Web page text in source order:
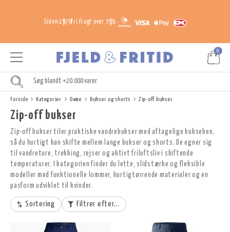
Siden 1979Fri fragt over 799,-
0
Forside Kategorier Dame Bukser og shorts Zip-off bukser
Zip-off bukser
Zip-off bukser tiler praktiske vandrebukser med aftagelige bukseben,
så du hurtigt kan skifte mellem lange bukser og shorts. De egner sig
til vandreture, trekking, rejser og aktivt friluftsliv i skiftende
temperaturer. I kategorien finder du lette, slidstærke og fleksible
modeller med funktionelle lommer, hurtigtørrende materialer og en
pasform udviklet til kvinder.
Sortering Filtrer efter...